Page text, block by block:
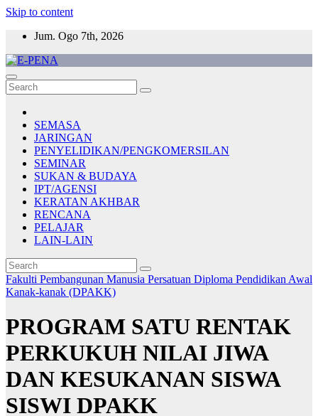
Skip to content
Jum. Ogo 7th, 2026
E-PENA
Berita Digital Terkini
SEMASA
JARINGAN
PENYELIDIKAN/PENGKOMERSILAN
SEMINAR
SUKAN & BUDAYA
IPT/AGENSI
KERATAN AKHBAR
RENCANA
PELAJAR
LAIN-LAIN
Fakulti Pembangunan Manusia Persatuan Diploma Pendidikan Awal
Kanak-kanak (DPAKK)
PROGRAM SATU RENTAK
PERKUKUH NILAI JIWA
DAN KESUKANAN SISWA
SISWI DPAKK